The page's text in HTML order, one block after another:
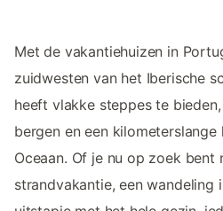
Met de vakantiehuizen in
zuidwesten van het Iberische
heeft vlakke steppes te
bergen en een
Oceaan. Of je nu op zoek bent
strandvakantie, een wandeling